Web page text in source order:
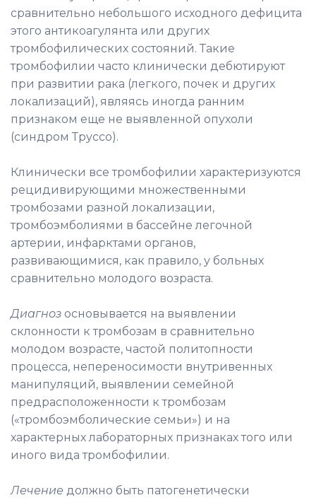
сравнительно небольшого исходного дефицита
этого антикоагулянта или других
тромбофилических состояний. Такие
тромбофилии часто клинически дебютируют
при развитии рака (легкого, почек и других
локализаций), являясь иногда ранним
признаком еще не выявленной опухоли
(синдром Труссо).
Клинически все тромбофилии характеризуются
рецидивирующими множественными
тромбозами разной локализации,
тромбоэмболиями в бассейне легочной
артерии, инфарктами органов,
развивающимися, как правило, у больных
сравнительно молодого возраста.
Диагноз основывается на выявлении
склонности к тромбозам в сравнительно
молодом возрасте, частой политопности
процесса, непереносимости внутривенных
манипуляций, выявлении семейной
предрасположенности к тромбозам
(«тромбоэмболические семьи») и на
характерных лабораторных признаках того или
иного вида тромбофилии.
Лечение должно быть патогенетически